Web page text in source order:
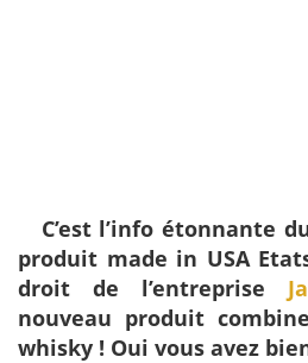
C’est l’info étonnante
produit made in USA
droit de l’entreprise
nouveau produit
whisky ! Oui vous avez